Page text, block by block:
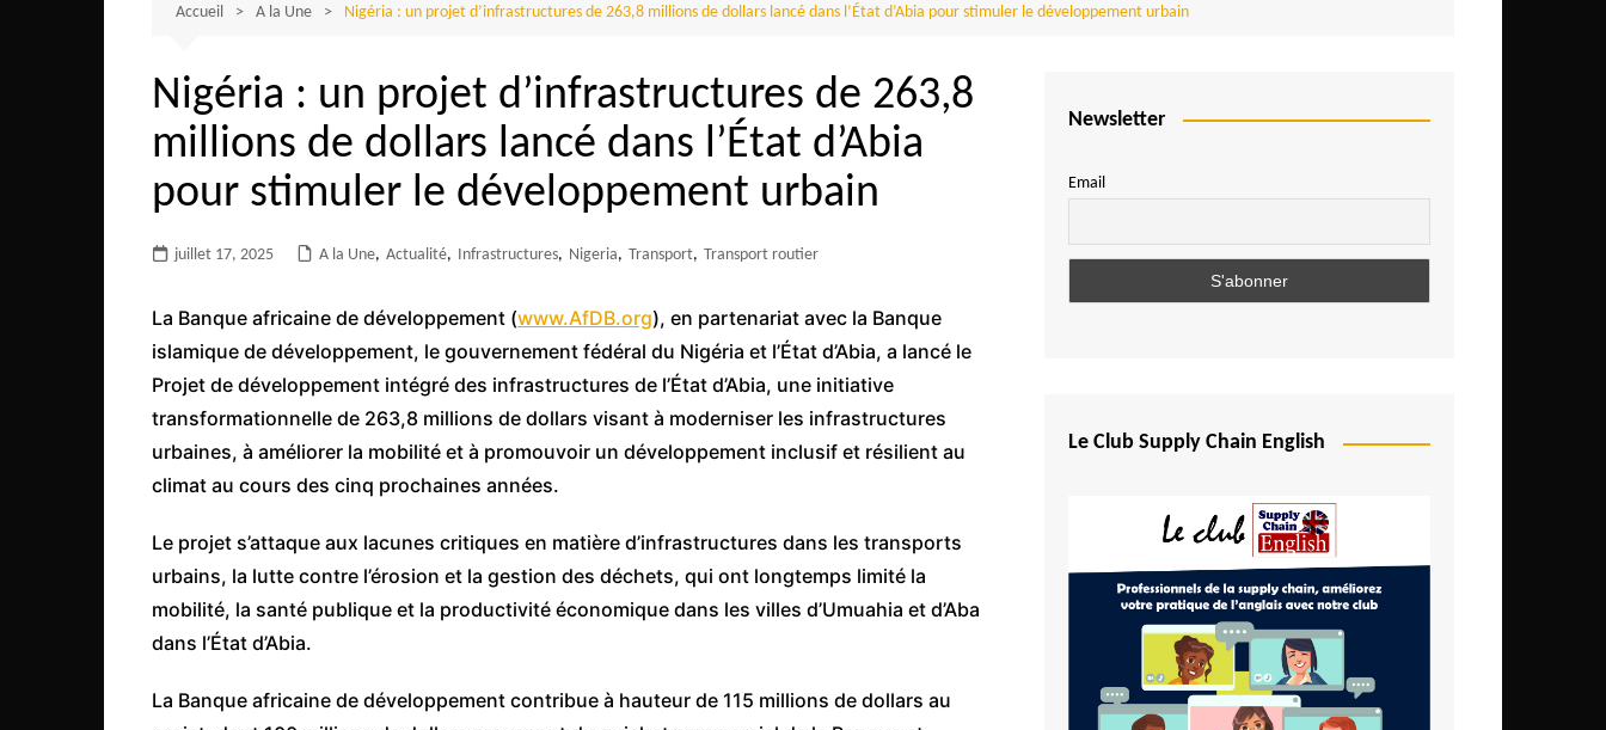
Transport routier
Algérie
Bénin
Burkina-Faso
Burundi
Cameroun
Côte d’Ivoire
Djibouti
Egypte
Ethiopie
Gabon
Gambie
Ghana
Guinée Bissau
Accueil A la Une Nigéria : un projet d’infrastructures de 263,8 millions de dollars lancé dans l’État d’Abia pour stimuler le développement urbain
Nigéria : un projet d’infrastructures de 263,8
millions de dollars lancé dans l’État d’Abia
pour stimuler le développement urbain
juillet 17, 2025 A la Une, Actualité, Infrastructures, Nigeria, Transport, Transport routier
La Banque africaine de développement (www.AfDB.org), en partenariat avec la Banque
islamique de développement, le gouvernement fédéral du Nigéria et l’État d’Abia, a lancé le
Projet de développement intégré des infrastructures de l’État d’Abia, une initiative
transformationnelle de 263,8 millions de dollars visant à moderniser les infrastructures
urbaines, à améliorer la mobilité et à promouvoir un développement inclusif et résilient au
climat au cours des cinq prochaines années.
Le projet s’attaque aux lacunes critiques en matière d’infrastructures dans les transports
urbains, la lutte contre l’érosion et la gestion des déchets, qui ont longtemps limité la
mobilité, la santé publique et la productivité économique dans les villes d’Umuahia et d’Aba
dans l’État d’Abia.
La Banque africaine de développement contribue à hauteur de 115 millions de dollars au
Newsletter
Email
Le Club Supply Chain English